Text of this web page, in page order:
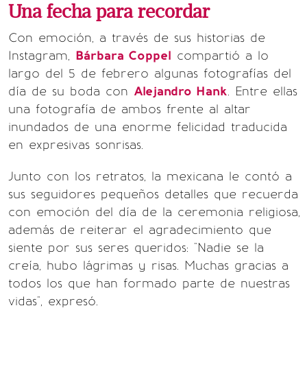
Una fecha para recordar
Con emoción, a través de sus historias de
Instagram, Bárbara Coppel compartió a lo
largo del 5 de febrero algunas fotografías del
día de su boda con Alejandro Hank. Entre ellas
una fotografía de ambos frente al altar
inundados de una enorme felicidad traducida
en expresivas sonrisas.
Junto con los retratos, la mexicana le contó a
sus seguidores pequeños detalles que recuerda
con emoción del día de la ceremonia religiosa,
además de reiterar el agradecimiento que
siente por sus seres queridos: "Nadie se la
creía, hubo lágrimas y risas. Muchas gracias a
todos los que han formado parte de nuestras
vidas", expresó.